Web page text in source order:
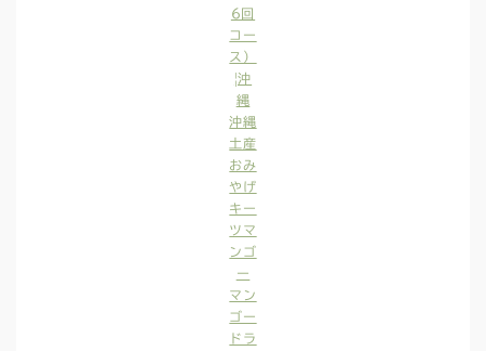
6回
コー
ス）
|沖
縄
沖縄
土産
おみ
やげ
キー
ツマ
ンゴ
ー
マン
ゴー
ドラ